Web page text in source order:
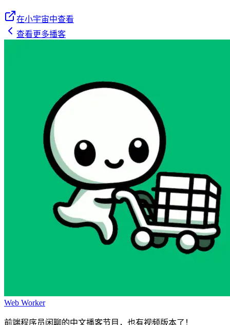
在小宇宙中查看
查看更多播客
Web Worker
前端程序员闲聊的中文播客节目，也有视频版本了！